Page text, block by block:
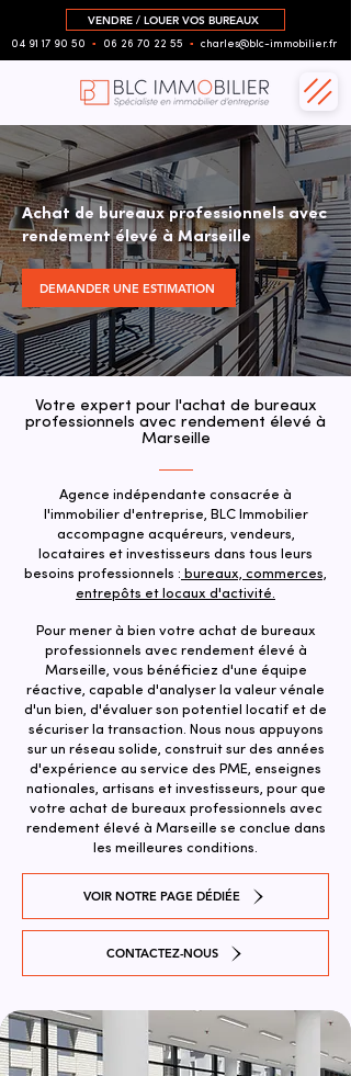
VENDRE / LOUER VOS BUREAUX
04 91 17 90 50 ▪︎ 06 26 70 22 55 ▪︎ charles@blc-immobilier.fr
Achat de bureaux professionnels avec
rendement élevé à Marseille
DEMANDER UNE ESTIMATION
Votre expert pour l'achat de bureaux
professionnels avec rendement élevé à
Marseille
Agence indépendante consacrée à
l'immobilier d'entreprise, BLC Immobilier
accompagne acquéreurs, vendeurs,
locataires et investisseurs dans tous leurs
besoins professionnels : bureaux, commerces,
entrepôts et locaux d'activité.
Pour mener à bien votre achat de bureaux
professionnels avec rendement élevé à
Marseille, vous bénéficiez d'une équipe
réactive, capable d'analyser la valeur vénale
d'un bien, d'évaluer son potentiel locatif et de
sécuriser la transaction. ​Nous nous appuyons
sur un réseau solide, construit sur des années
d'expérience au service des PME, enseignes
nationales, artisans et investisseurs, pour que
votre achat de bureaux professionnels avec
rendement élevé à Marseille se conclue dans
les meilleures conditions.
VOIR NOTRE PAGE DÉDIÉE
CONTACTEZ-NOUS